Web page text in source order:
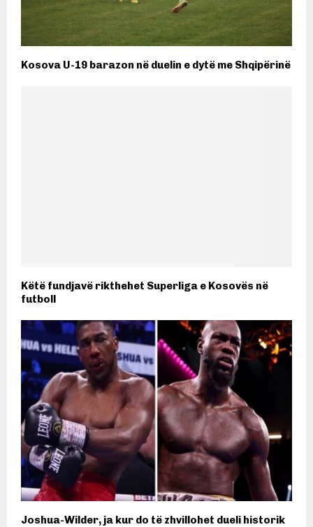
Kosova U-19 barazon në duelin e dytë me Shqipërinë
Këtë fundjavë rikthehet Superliga e Kosovës në
futboll
Joshua-Wilder, ja kur do të zhvillohet dueli historik